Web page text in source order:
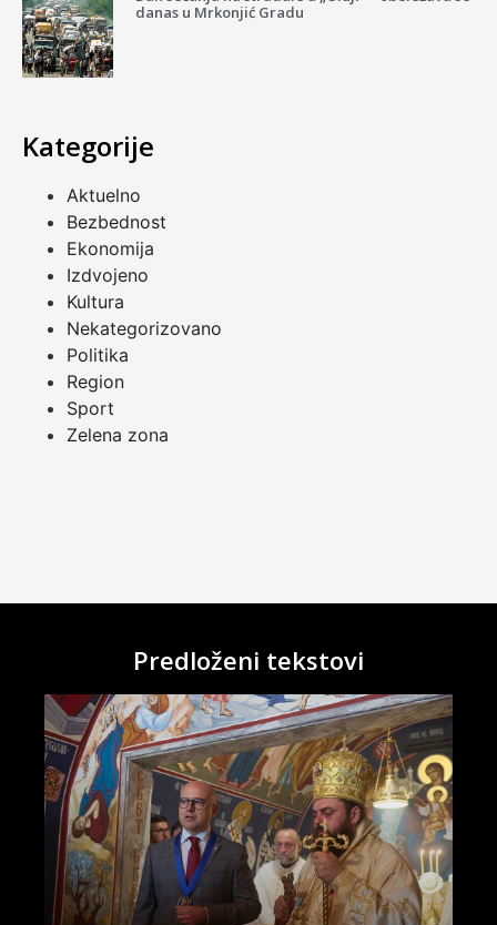
danas u Mrkonjić Gradu
Kategorije
Aktuelno
Bezbednost
Ekonomija
Izdvojeno
Kultura
Nekategorizovano
Politika
Region
Sport
Zelena zona
Predloženi tekstovi